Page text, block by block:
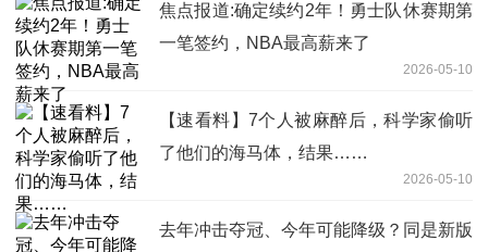
焦点报道:确定续约2年！勇士队休赛期第
一笔签约，NBA最高薪来了
2026-05-10
【速看料】7个人被麻醉后，科学家偷听
了他们的海马体，结果……
2026-05-10
去年冲击夺冠、今年可能降级？同是新版